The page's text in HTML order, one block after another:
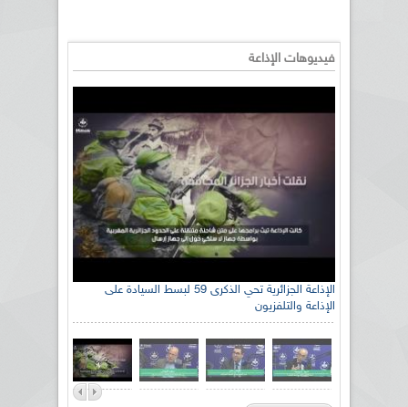
فيديوهات الإذاعة
الإذاعة الجزائرية تحي الذكرى 59 لبسط السيادة على
الإذاعة والتلفزيون
رئيس اللجنة الوطنية الجزائرية للتضامن مع الشعب
الصحراوي السيد سعيد العياشي